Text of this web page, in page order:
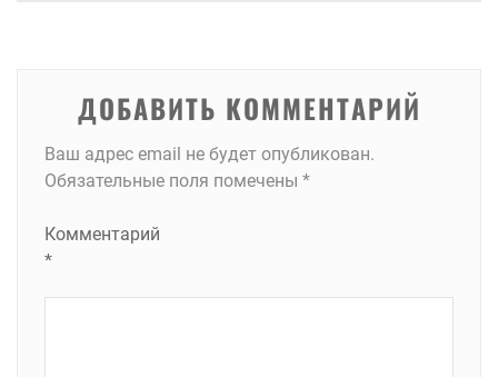
ДОБАВИТЬ КОММЕНТАРИЙ
Ваш адрес email не будет опубликован.
Обязательные поля помечены *
Комментарий
*